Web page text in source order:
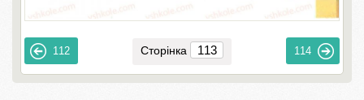
112 Сторінка 114